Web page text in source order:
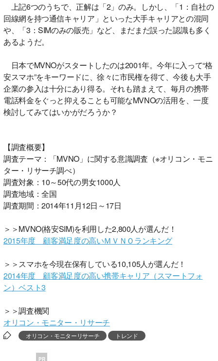
上記6つのうちで、正解は「2」のみ。しかし、「1：自社の
回線網を持つ通信キャリア」といった大手キャリアとの混同
や、「3：SIMのみの販売」など、まだまだ誤った認識も多く
あるようだ。
日本でMVNOがスタートしたのは2001年。今年に入って“格
安スマホ”をキーワードに、徐々に市民権を得て、今後も大手
企業の参入は十分にあり得る。それも踏まえて、毎月の携帯
電話料金をぐっと抑えることも可能なMVNOの活用を、一度
検討してみてはいかがだろうか？
【調査概要】
調査テーマ：「MVNO」に関する意識調査（※オリコン・モニ
ター・リサーチ調べ）
調査対象：10～50代の男女1000人
調査地域：全国
調査期間：2014年11月12日～17日
＞＞MVNO(格安SIM)を利用した2,800人が選んだ！
2015年度 顧客満足度の高いＭＶＮＯランキング
＞＞スマホを今現在保有している10,105人が選んだ！
2014年度 顧客満足度の高い携帯キャリア（スマートフォ
ン）ベスト3
＞＞調査機関
オリコン・モニター・リサーチ
オリコン・モニターリサーチ トレンド
PR